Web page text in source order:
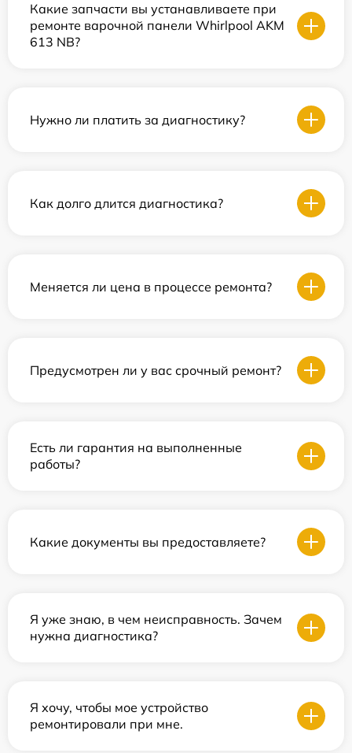
Какие запчасти вы устанавливаете при
ремонте варочной панели Whirlpool AKM
613 NB?
Нужно ли платить за диагностику?
Как долго длится диагностика?
Меняется ли цена в процессе ремонта?
Предусмотрен ли у вас срочный ремонт?
Есть ли гарантия на выполненные
работы?
Какие документы вы предоставляете?
Я уже знаю, в чем неисправность. Зачем
нужна диагностика?
Я хочу, чтобы мое устройство
ремонтировали при мне.